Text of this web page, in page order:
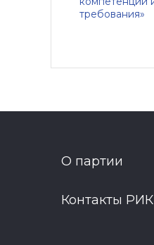
О партии
Контакты РИК